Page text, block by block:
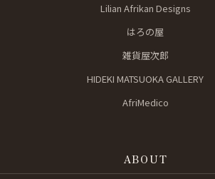
Lilian Afrikan Designs
はろの屋
雑貨屋次郎
HIDEKI MATSUOKA GALLERY
AfriMedico
ABOUT